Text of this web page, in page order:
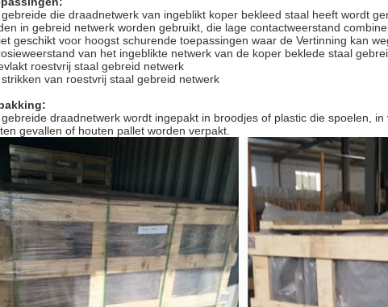
gebreide die draadnetwerk van ingeblikt koper bekleed staal heeft wordt
in gebreid netwerk worden gebruikt, die lage contactweerstand
geschikt voor hoogst schurende toepassingen waar de Vertinning kan
van het ingeblikte netwerk van de koper beklede staal
roestvrij staal gebreid netwerk
strikken van roestvrij staal gebreid netwerk
gebreide draadnetwerk wordt ingepakt in broodjes of plastic die spoelen,
gevallen of houten pallet worden verpakt.